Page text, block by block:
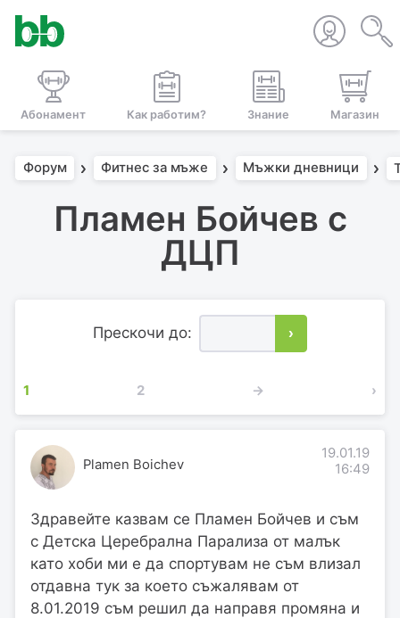
Абонамент Как работим? Знание Магазин
Форум Фитнес за мъже Мъжки дневници
Пламен Бойчев с
ДЦП
Прескочи до: ›
1 2 → ›
Plamen Boichev
19.01.19
16:49
Здравейте казвам се Пламен Бойчев и съм
с Детска Церебрална Парализа от малък
като хоби ми е да спортувам не съм влизал
отдавна тук за което съжалявам от
8.01.2019 съм решил да направя промяна и